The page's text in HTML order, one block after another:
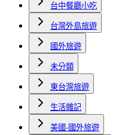
台中餐廳小吃
台灣外島旅遊
國外旅遊
未分類
東台灣旅遊
生活雜記
美國-國外旅遊